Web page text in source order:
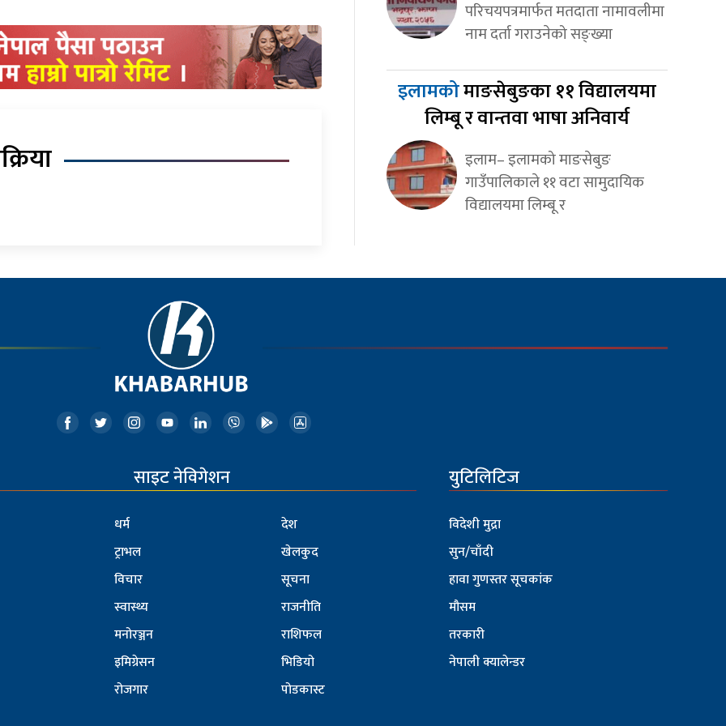
परिचयपत्रमार्फत मतदाता नामावलीमा
नाम दर्ता गराउनेको सङ्ख्या
इलामकोमाङसेबुङका ११ विद्यालयमा
लिम्बू र वान्तवा भाषा अनिवार्य
इलाम– इलामको माङसेबुङ
गाउँपालिकाले ११ वटा सामुदायिक
विद्यालयमा लिम्बू र
साइट नेविगेशन
धर्म
ट्राभल
विचार
स्वास्थ्य
मनोरञ्जन
इमिग्रेसन
रोजगार
देश
खेलकुद
सूचना
राजनीति
राशिफल
भिडियो
पोडकास्ट
युटिलिटिज
विदेशी मुद्रा
सुन/चाँदी
हावा गुणस्तर सूचकांक
मौसम
तरकारी
नेपाली क्यालेन्डर